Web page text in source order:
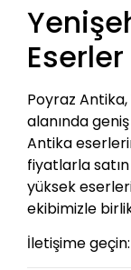
Eserler
Poyraz Antika,
alanında
Antika
fiyatlarla
yüksek
ekibimizle
İletişime geçin: